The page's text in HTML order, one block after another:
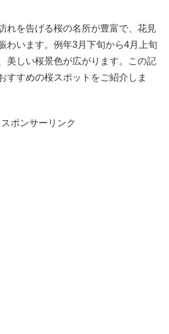
れを告げる桜の名所が豊富で、花見
わいます。例年3月下旬から4月上旬
美しい桜景色が広がります。この記
すすめの桜スポットをご紹介しま
スポンサーリンク